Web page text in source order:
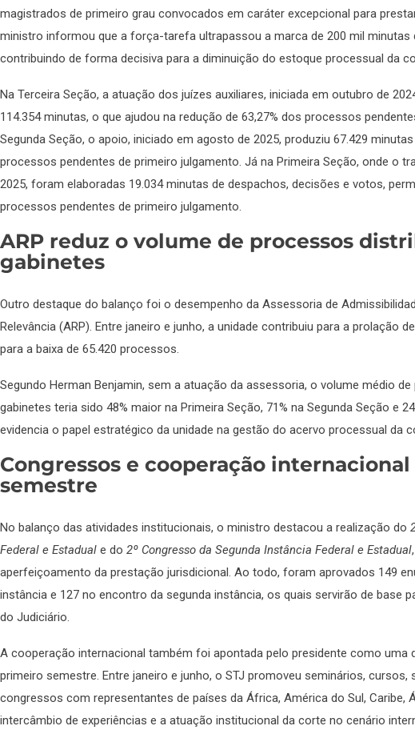
magistrados de primeiro grau convocados em caráter excepcional para
ministro informou que a força-tarefa ultrapassou a marca de 200 mil minutas
contribuindo de forma decisiva para a diminuição do estoque processual da
Na Terceira Seção, a atuação dos juízes auxiliares, iniciada em outubro de
114.354 minutas, o que ajudou na redução de 63,27% dos processos
Segunda Seção, o apoio, iniciado em agosto de 2025, produziu 67.429
processos pendentes de primeiro julgamento. Já na Primeira Seção, onde o
2025, foram elaboradas 19.034 minutas de despachos, decisões e votos,
processos pendentes de primeiro julgamento.
ARP reduz o volume de processos
gabinetes
Outro destaque do balanço foi o desempenho da Assessoria de
Relevância (ARP). Entre janeiro e junho, a unidade contribuiu para a prolação
para a baixa de 65.420 processos.
Segundo Herman Benjamin, sem a atuação da assessoria, o volume médio
gabinetes teria sido 48% maior na Primeira Seção, 71% na Segunda Seção e
evidencia o papel estratégico da unidade na gestão do acervo processual da
Congressos e cooperação
semestre
No balanço das atividades institucionais, o ministro destacou a realização do
Federal e Estadual e do 2º Congresso da Segunda Instância Federal e Estadual
aperfeiçoamento da prestação jurisdicional. Ao todo, foram aprovados 149
instância e 127 no encontro da segunda instância, os quais servirão de base
do Judiciário.
A cooperação internacional também foi apontada pelo presidente como uma
primeiro semestre. Entre janeiro e junho, o STJ promoveu seminários, cursos,
congressos com representantes de países da África, América do Sul, Caribe,
intercâmbio de experiências e a atuação institucional da corte no cenário